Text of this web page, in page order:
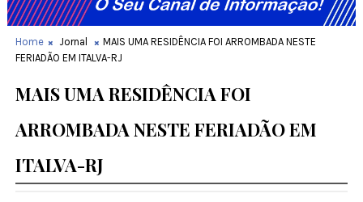
Home Jornal
MAIS UMA RESIDÊNCIA FOI ARROMBADA NESTE
FERIADÃO EM ITALVA-RJ
MAIS UMA RESIDÊNCIA FOI
ARROMBADA NESTE FERIADÃO EM
ITALVA-RJ